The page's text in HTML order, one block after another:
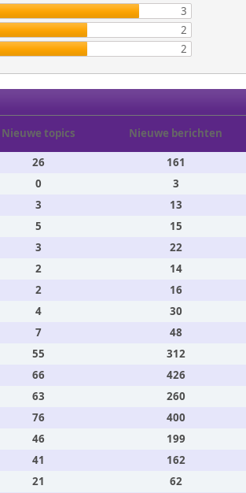
3
2
2
Nieuwe topics Nieuwe berichten
26 161
0 3
3 13
5 15
3 22
2 14
2 16
4 30
7 48
55 312
66 426
63 260
76 400
46 199
41 162
21 62